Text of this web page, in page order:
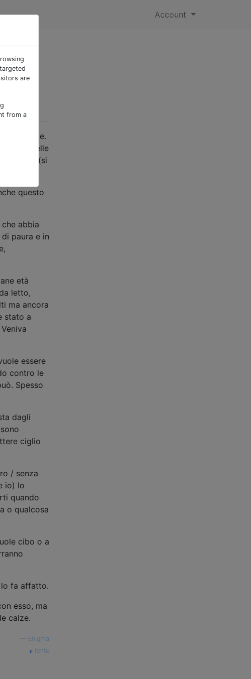
Account
sente delle
coperte (si
questo
abbia
paura e in
età
letto,
ma ancora
stato a
essere
contro le
Spesso
dagli
ciglio
/ senza
io) lo
quando
o qualcosa
cibo o a
fa affatto.
esso, ma
calze.
Enigma
fonte
are
from a